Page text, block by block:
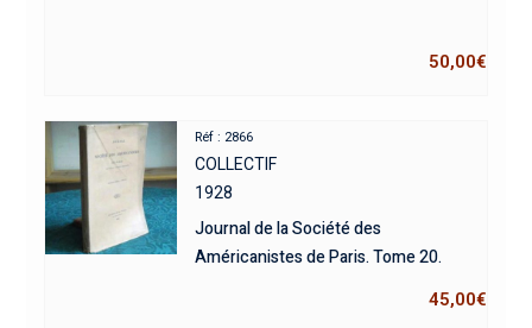
50,00€
Réf : 2866
COLLECTIF
1928
Journal de la Société des
Américanistes de Paris. Tome 20.
45,00€